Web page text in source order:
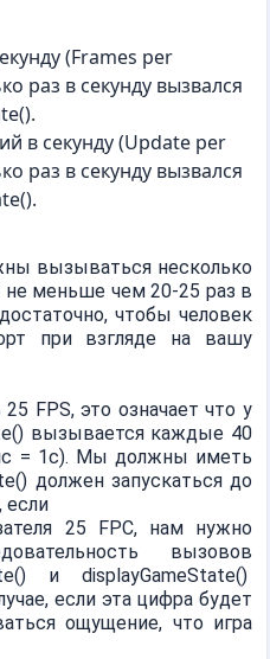
(Frames per
раз в секунду вызвался
в секунду (Update per
раз в секунду вызвался
вызываться несколько
не меньше чем 20-25 раз в
чтобы человек
при взгляде на вашу
FPS, это означает что у
вызывается каждые 40
= 1с). Мы должны иметь
должен запускаться до
если
25 FPC, нам нужно
вызовов
и displayGameState()
если эта цифра будет
ощущение, что игра